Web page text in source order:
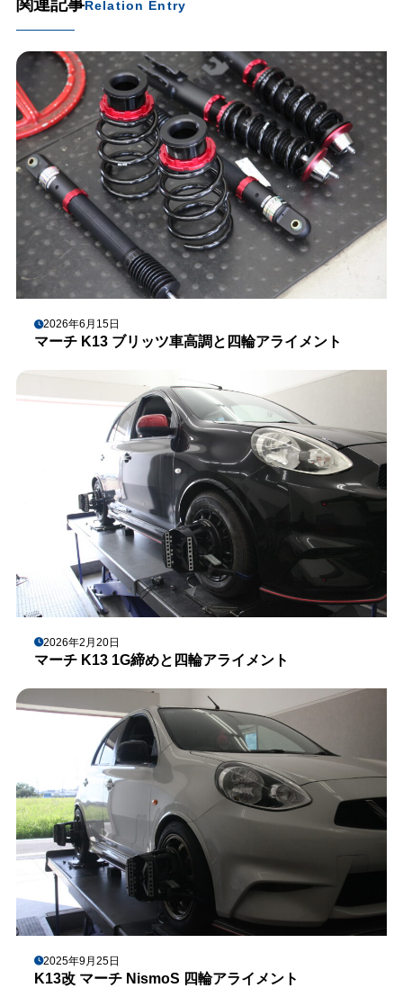
関連記事Relation Entry
2026年6月15日
マーチ K13 ブリッツ車高調と四輪アライメント
2026年2月20日
マーチ K13 1G締めと四輪アライメント
2025年9月25日
K13改 マーチ NismoS 四輪アライメント